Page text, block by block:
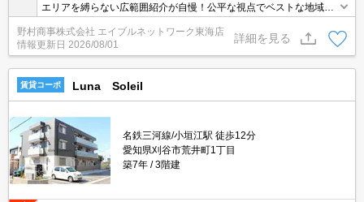
エリアを縛らない広範囲紹介が自慢！公平な視点でベストな地域を
ご提案します。現地集合・オンライン対応！
野村商事株式会社 エイブルネットワーク東海店
情報更新日 2026/08/01
詳細を見る
賃貸コーポ Luna Soleil
名鉄三河線/小垣江駅 徒歩12分
愛知県刈谷市荒井町1丁目
築7年
3階建